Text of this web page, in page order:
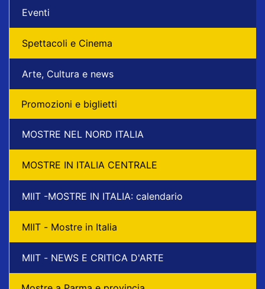
Eventi
Spettacoli e Cinema
Arte, Cultura e news
Promozioni e biglietti
MOSTRE NEL NORD ITALIA
MOSTRE IN ITALIA CENTRALE
MIIT -MOSTRE IN ITALIA: calendario
MIIT - Mostre in Italia
MIIT - NEWS E CRITICA D'ARTE